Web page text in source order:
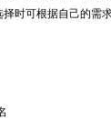
时可根据自己的需